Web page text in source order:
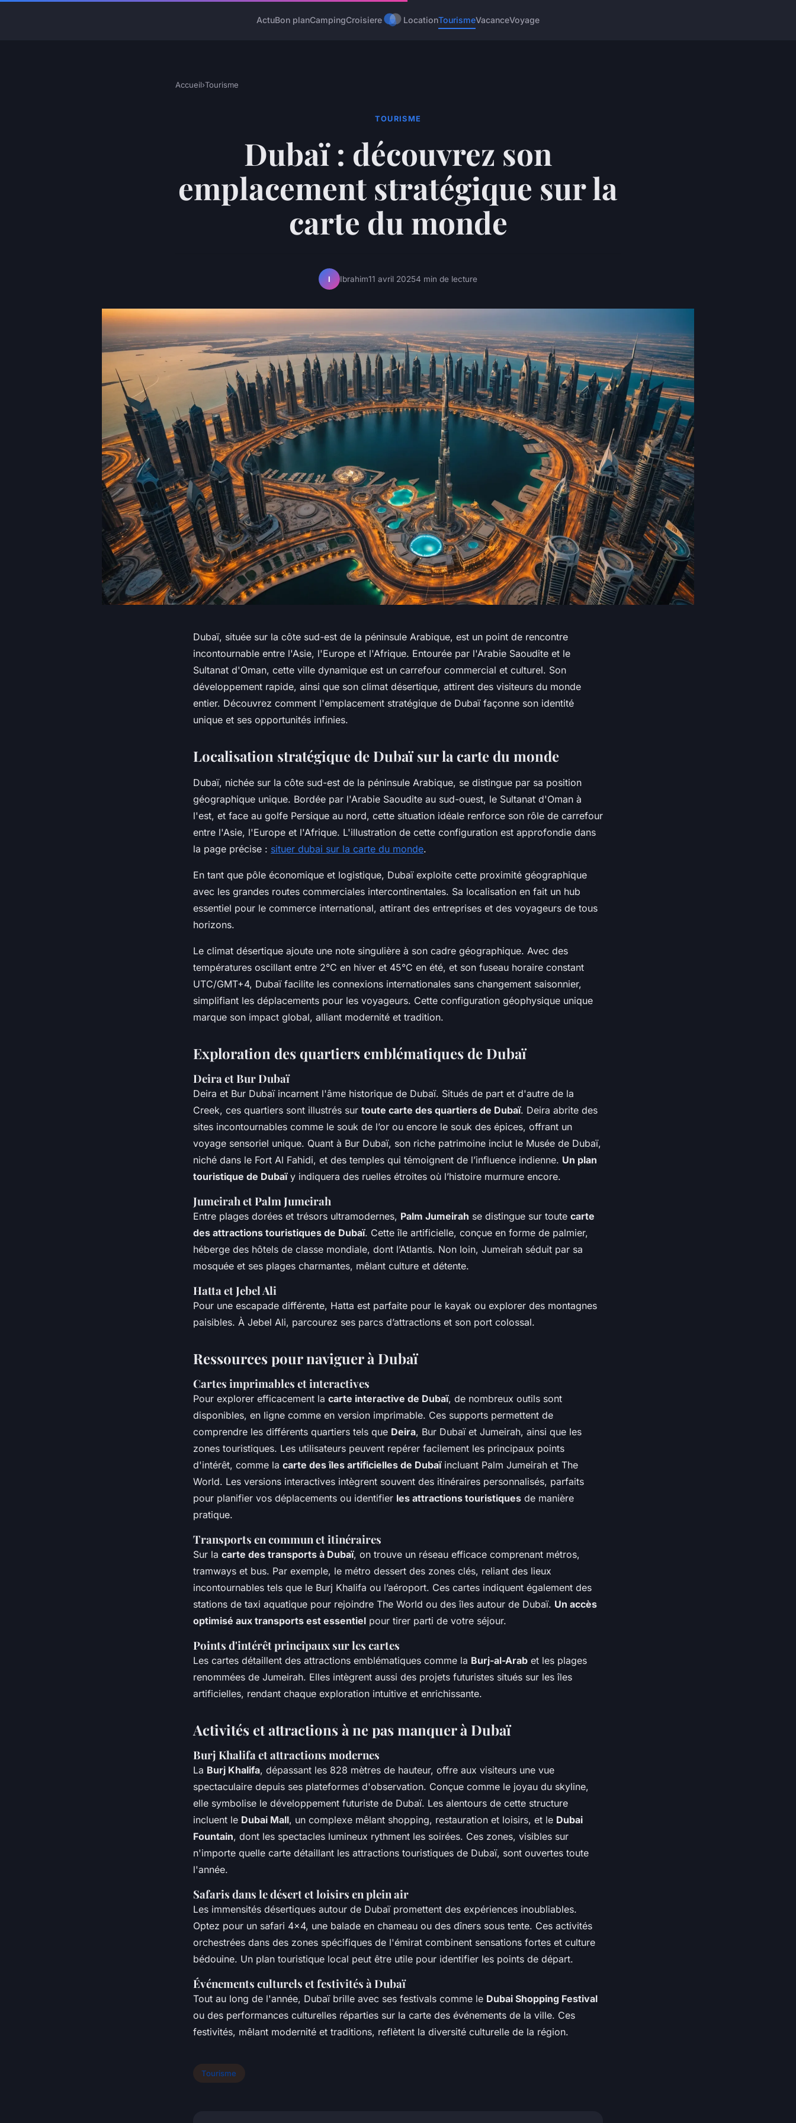
ActuBon planCampingCroisiere LocationTourismeVacanceVoyage
Accueil›Tourisme
TOURISME
Dubaï : découvrez son
emplacement stratégique sur la
carte du monde
I Ibrahim11 avril 20254 min de lecture
Dubaï, située sur la côte sud-est de la péninsule Arabique, est un point de rencontre
incontournable entre l'Asie, l'Europe et l'Afrique. Entourée par l'Arabie Saoudite et le
Sultanat d'Oman, cette ville dynamique est un carrefour commercial et culturel. Son
développement rapide, ainsi que son climat désertique, attirent des visiteurs du monde
entier. Découvrez comment l'emplacement stratégique de Dubaï façonne son identité
unique et ses opportunités infinies.
Localisation stratégique de Dubaï sur la carte du monde
Dubaï, nichée sur la côte sud-est de la péninsule Arabique, se distingue par sa position
géographique unique. Bordée par l'Arabie Saoudite au sud-ouest, le Sultanat d'Oman à
l'est, et face au golfe Persique au nord, cette situation idéale renforce son rôle de carrefour
entre l'Asie, l'Europe et l'Afrique. L'illustration de cette configuration est approfondie dans
la page précise : situer dubai sur la carte du monde.
En tant que pôle économique et logistique, Dubaï exploite cette proximité géographique
avec les grandes routes commerciales intercontinentales. Sa localisation en fait un hub
essentiel pour le commerce international, attirant des entreprises et des voyageurs de tous
horizons.
Le climat désertique ajoute une note singulière à son cadre géographique. Avec des
températures oscillant entre 2°C en hiver et 45°C en été, et son fuseau horaire constant
UTC/GMT+4, Dubaï facilite les connexions internationales sans changement saisonnier,
simplifiant les déplacements pour les voyageurs. Cette configuration géophysique unique
marque son impact global, alliant modernité et tradition.
Exploration des quartiers emblématiques de Dubaï
Deira et Bur Dubaï
Deira et Bur Dubaï incarnent l'âme historique de Dubaï. Situés de part et d'autre de la
Creek, ces quartiers sont illustrés sur toute carte des quartiers de Dubaï. Deira abrite des
sites incontournables comme le souk de l’or ou encore le souk des épices, offrant un
voyage sensoriel unique. Quant à Bur Dubaï, son riche patrimoine inclut le Musée de Dubaï,
niché dans le Fort Al Fahidi, et des temples qui témoignent de l’influence indienne. Un plan
touristique de Dubaïy indiquera des ruelles étroites où l’histoire murmure encore.
Jumeirah et Palm Jumeirah
Entre plages dorées et trésors ultramodernes, Palm Jumeirah se distingue sur toute carte
des attractions touristiques de Dubaï. Cette île artificielle, conçue en forme de palmier,
héberge des hôtels de classe mondiale, dont l’Atlantis. Non loin, Jumeirah séduit par sa
mosquée et ses plages charmantes, mêlant culture et détente.
Hatta et Jebel Ali
Pour une escapade différente, Hatta est parfaite pour le kayak ou explorer des montagnes
paisibles. À Jebel Ali, parcourez ses parcs d’attractions et son port colossal.
Ressources pour naviguer à Dubaï
Cartes imprimables et interactives
Pour explorer efficacement la carte interactive de Dubaï, de nombreux outils sont
disponibles, en ligne comme en version imprimable. Ces supports permettent de
comprendre les différents quartiers tels que Deira, Bur Dubaï et Jumeirah, ainsi que les
zones touristiques. Les utilisateurs peuvent repérer facilement les principaux points
d'intérêt, comme la carte des îles artificielles de Dubaïincluant Palm Jumeirah et The
World. Les versions interactives intègrent souvent des itinéraires personnalisés, parfaits
pour planifier vos déplacements ou identifier les attractions touristiques de manière
pratique.
Transports en commun et itinéraires
Sur la carte des transports à Dubaï, on trouve un réseau efficace comprenant métros,
tramways et bus. Par exemple, le métro dessert des zones clés, reliant des lieux
incontournables tels que le Burj Khalifa ou l’aéroport. Ces cartes indiquent également des
stations de taxi aquatique pour rejoindre The World ou des îles autour de Dubaï. Un accès
optimisé aux transports est essentiel pour tirer parti de votre séjour.
Points d'intérêt principaux sur les cartes
Les cartes détaillent des attractions emblématiques comme la Burj-al-Arab et les plages
renommées de Jumeirah. Elles intègrent aussi des projets futuristes situés sur les îles
artificielles, rendant chaque exploration intuitive et enrichissante.
Activités et attractions à ne pas manquer à Dubaï
Burj Khalifa et attractions modernes
La Burj Khalifa, dépassant les 828 mètres de hauteur, offre aux visiteurs une vue
spectaculaire depuis ses plateformes d'observation. Conçue comme le joyau du skyline,
elle symbolise le développement futuriste de Dubaï. Les alentours de cette structure
incluent le Dubai Mall, un complexe mêlant shopping, restauration et loisirs, et le Dubai
Fountain, dont les spectacles lumineux rythment les soirées. Ces zones, visibles sur
n'importe quelle carte détaillant les attractions touristiques de Dubaï, sont ouvertes toute
l'année.
Safaris dans le désert et loisirs en plein air
Les immensités désertiques autour de Dubaï promettent des expériences inoubliables.
Optez pour un safari 4x4, une balade en chameau ou des dîners sous tente. Ces activités
orchestrées dans des zones spécifiques de l'émirat combinent sensations fortes et culture
bédouine. Un plan touristique local peut être utile pour identifier les points de départ.
Événements culturels et festivités à Dubaï
Tout au long de l'année, Dubaï brille avec ses festivals comme le Dubai Shopping Festival
ou des performances culturelles réparties sur la carte des événements de la ville. Ces
festivités, mêlant modernité et traditions, reflètent la diversité culturelle de la région.
Tourisme